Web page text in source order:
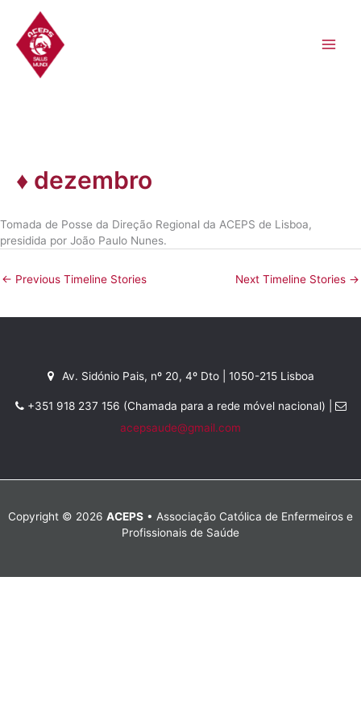
content
♦ dezembro
Tomada de Posse da Direção Regional da ACEPS de Lisboa,
presidida por João Paulo Nunes.
← Previous Timeline Stories Next Timeline Stories →
Av. Sidónio Pais, nº 20, 4º Dto | 1050-215 Lisboa
+351 918 237 156 (Chamada para a rede móvel nacional) |
acepsaude@gmail.com
Copyright © 2026 ACEPS • Associação Católica de Enfermeiros e
Profissionais de Saúde